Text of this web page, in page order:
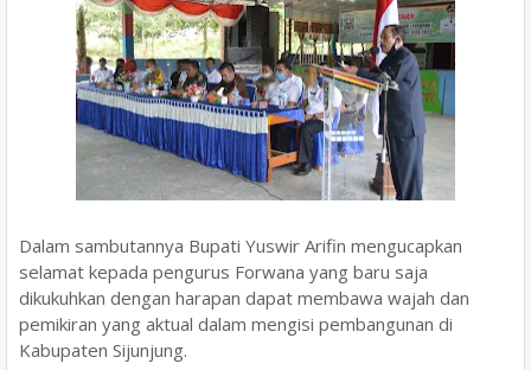
Dalam sambutannya Bupati Yuswir Arifin mengucapkan
selamat kepada pengurus Forwana yang baru saja
dikukuhkan dengan harapan dapat membawa wajah dan
pemikiran yang aktual dalam mengisi pembangunan di
Kabupaten Sijunjung.